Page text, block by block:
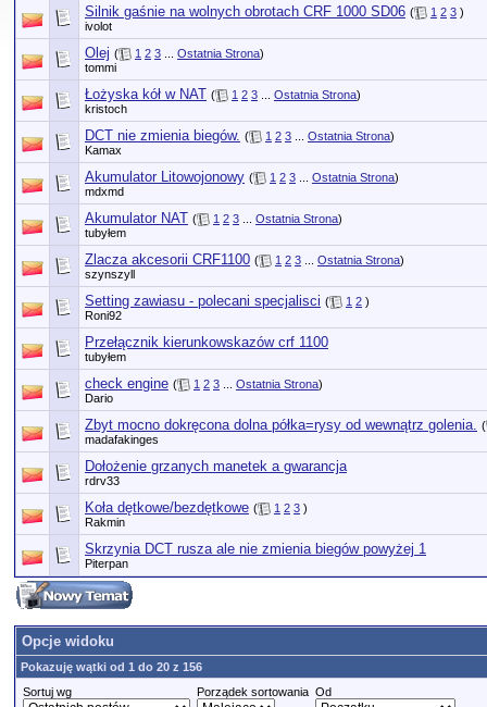
Silnik gaśnie na wolnych obrotach CRF 1000 SD06 ( 1 2 3 )
ivolot
Olej ( 1 2 3 Ostatnia Strona)
tommi
Łożyska kół w NAT ( 1 2 3 Ostatnia Strona)
kristoch
DCT nie zmienia biegów. ( 1 2 3 Ostatnia Strona)
Kamax
Akumulator Litowojonowy ( 1 2 3 Ostatnia Strona)
mdxmd
Akumulator NAT ( 1 2 3 Ostatnia Strona)
tubyłem
Zlacza akcesorii CRF1100 ( 1 2 3 Ostatnia Strona)
szynszyll
Setting zawiasu - polecani specjalisci ( 1 2 )
Roni92
Przełącznik kierunkowskazów crf 1100
tubyłem
check engine ( 1 2 3 Ostatnia Strona)
Dario
Zbyt mocno dokręcona dolna półka=rysy od wewnątrz golenia. (
madafakinges
Dołożenie grzanych manetek a gwarancja
rdrv33
Koła dętkowe/bezdętkowe ( 1 2 3 )
Rakmin
Skrzynia DCT rusza ale nie zmienia biegów powyżej 1
Piterpan
Opcje widoku
Pokazuję wątki od 1 do 20 z 156
Sortuj wg
Porządek sortowania Od